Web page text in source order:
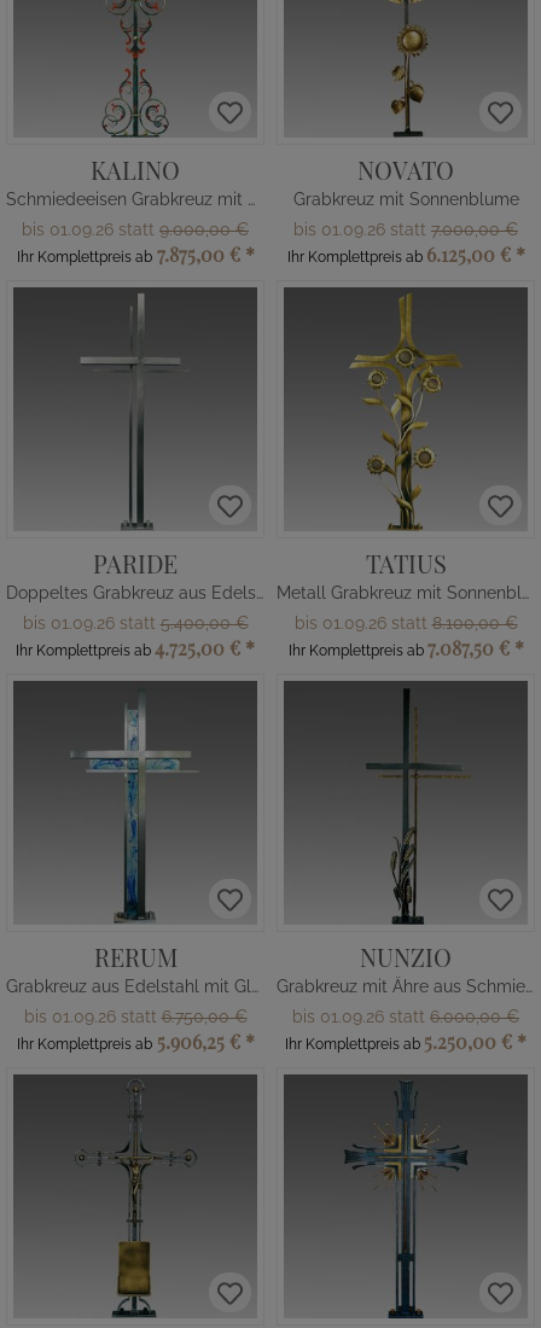
KALINO
Schmiedeeisen Grabkreuz mit Blüte
bis 01.09.26 statt 9.000,00 €
Ihr Komplettpreis ab 7.875,00 € *
NOVATO
Grabkreuz mit Sonnenblume
bis 01.09.26 statt 7.000,00 €
Ihr Komplettpreis ab 6.125,00 € *
PARIDE
Doppeltes Grabkreuz aus Edelstahl
bis 01.09.26 statt5.400,00 €
Ihr Komplettpreis ab 4.725,00 € *
TATIUS
Metall Grabkreuz mit Sonnenblumen
bis 01.09.26 statt8.100,00 €
Ihr Komplettpreis ab 7.087,50 € *
RERUM
Grabkreuz aus Edelstahl mit Glas Kreuz
bis 01.09.26 statt6.750,00 €
Ihr Komplettpreis ab 5.906,25 € *
NUNZIO
Grabkreuz mit Ähre aus Schmiedeeisen
bis 01.09.26 statt 6.000,00 €
Ihr Komplettpreis ab 5.250,00 € *